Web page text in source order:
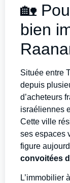
🏡
bien
Située entre
depuis
d’acheteurs
israéliennes
Cette ville
ses espaces
figure
convoitées
L’immobilier